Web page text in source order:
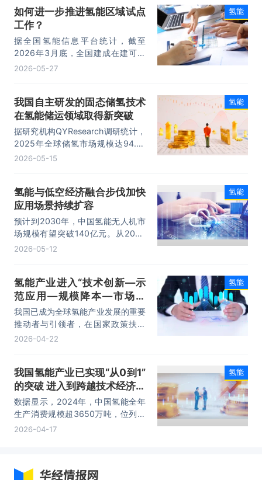
如何进一步推进氢能区域试点
工作？
据全国氢能信息平台统计，截至
2026年3月底，全国建成在建可再
生能源制氢产能规模超100万吨／
2026-05-27
氢能
我国自主研发的固态储氢技术
在氢能储运领域取得新突破
据研究机构QYResearch调研统计，
2025年全球储氢市场规模达94.81
亿元，预计2032年将突破225.6亿
2026-05-15
氢能
氢能与低空经济融合步伐加快
应用场景持续扩容
预计到2030年，中国氢能无人机市
场规模有望突破140亿元。从2023
年至2030年，该领域市场规模的复
2026-05-12
氢能
氢能产业进入“技术创新—示
范应用—规模降本—市场开
拓”阶段 呈现蓬勃发展的态势
我国已成为全球氢能产业发展的重要
推动者与引领者，在国家政策扶持
下，氢能产业链主要技术、关键材料
用—规模降本—市场开拓”阶段，呈
现蓬勃发展的态势。
2026-04-22
氢能
我国氢能产业已实现“从0到1”
的突破 进入到跨越技术经济拐
点
数据显示，2024年，中国氢能全年
生产消费规模超3650万吨，位列世
界第一位。截至2024年底，全球可
业发展的引领国家。
2026-04-17
氢能